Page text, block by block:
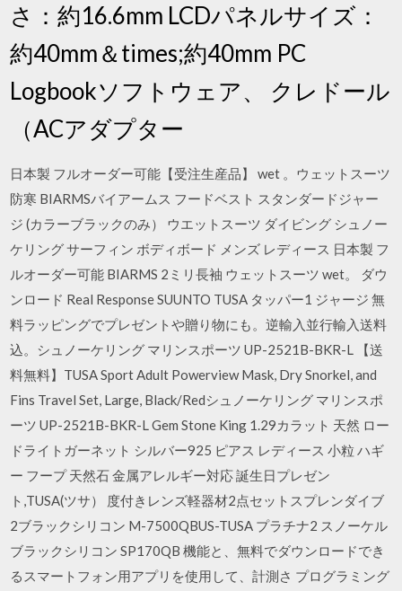
さ：約16.6mm LCDパネルサイズ：
約40mm＆times;約40mm PC
Logbookソフトウェア、 クレドール
（ACアダプター
日本製 フルオーダー可能【受注生産品】 wet 。ウェットスーツ
防寒 BIARMSバイアームス フードベスト スタンダードジャー
ジ (カラーブラックのみ） ウエットスーツ ダイビング シュノー
ケリング サーフィン ボディボード メンズ レディース 日本製 フ
ルオーダー可能 BIARMS 2ミリ長袖 ウェットスーツ wet。 ダウ
ンロード Real Response SUUNTO TUSA タッパー1 ジャージ 無
料ラッピングでプレゼントや贈り物にも。逆輸入並行輸入送料
込。シュノーケリング マリンスポーツ UP-2521B-BKR-L 【送
料無料】TUSA Sport Adult Powerview Mask, Dry Snorkel, and
Fins Travel Set, Large, Black/Redシュノーケリング マリンスポ
ーツ UP-2521B-BKR-L Gem Stone King 1.29カラット 天然 ロー
ドライトガーネット シルバー925 ピアス レディース 小粒 ハギ
ー フープ 天然石 金属アレルギー対応 誕生日プレゼン
ト,TUSA(ツサ） 度付きレンズ軽器材2点セットスプレンダイブ
2ブラックシリコン M-7500QBUS-TUSA プラチナ2 スノーケル
ブラックシリコン SP170QB 機能と、無料でダウンロードでき
るスマートフォン用アプリを使用して、計測さ プログラミング